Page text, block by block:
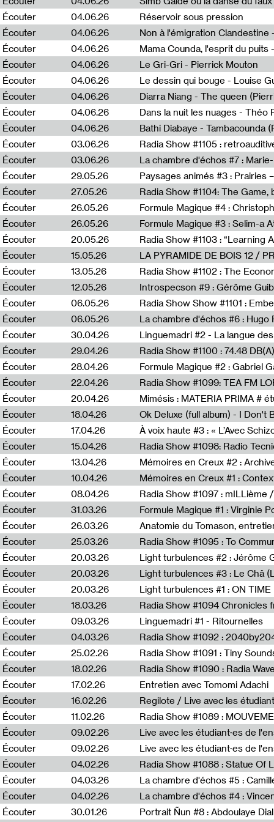
Écouter
04.06.26
Réservoir sous pression
Écouter
04.06.26
Écouter
04.06.26
Mama Counda, l'esprit du puits
Écouter
04.06.26
Le Gri-Gri - Pierrick Mouton
Écouter
04.06.26
Le dessin qui bouge - Louise
Écouter
04.06.26
Diarra Niang - The queen
Écouter
04.06.26
Dans la nuit les nuages - Théo
Écouter
04.06.26
Bathi Diabaye - Tambacounda
Écouter
03.06.26
Radia Show #1105 :
Écouter
03.06.26
La chambre d'échos #7 :
Écouter
29.05.26
Écouter
27.05.26
Radia Show #1104: The Game,
Écouter
26.05.26
Formule Magique #4 :
Écouter
26.05.26
Formule Magique #3 : Selim-a
Écouter
20.05.26
Écouter
15.05.26
LA PYRAMIDE DE BOIS 12 /
Écouter
13.05.26
Radia Show #1102 : The
Écouter
12.05.26
Introspecson #9 : Gérôme
Écouter
06.05.26
Écouter
06.05.26
La chambre d'échos #6 : Hugo
Écouter
30.04.26
Linguemadri #2 - La langue
Écouter
29.04.26
Écouter
28.04.26
Formule Magique #2 : Gabriel
Écouter
22.04.26
Radia Show #1099: TEA FM
Écouter
20.04.26
Mimésis : MATERIA PRIMA #
Écouter
18.04.26
Ok Deluxe (full album) - I Don't
Écouter
17.04.26
À voix haute #3 : « L’Avec
Écouter
15.04.26
Écouter
13.04.26
Mémoires en Creux #2 :
Écouter
10.04.26
Mémoires en Creux #1 :
Écouter
08.04.26
Radia Show #1097 : mILLième
Écouter
31.03.26
Formule Magique #1 : Virginie
Écouter
26.03.26
Anatomie du Tomason,
Écouter
25.03.26
Radia Show #1095 : To
Écouter
20.03.26
Écouter
20.03.26
Light turbulences #3 : Le Châ
Écouter
20.03.26
Écouter
18.03.26
Écouter
09.03.26
Linguemadri #1 - Ritournelles
Écouter
04.03.26
Radia Show #1092 :
Écouter
25.02.26
Radia Show #1091 : Tiny
Écouter
18.02.26
Écouter
17.02.26
Entretien avec Tomomi Adachi
Écouter
16.02.26
Regilote / Live avec les
Écouter
11.02.26
Radia Show #1089 :
Écouter
09.02.26
Live avec les étudiant·es de
Écouter
09.02.26
Live avec les étudiant·es de
Écouter
04.02.26
Écouter
04.03.26
La chambre d'échos #5 :
Écouter
04.02.26
La chambre d'échos #4 :
Écouter
30.01.26 Portrait Ñun #8 : Abdoulaye